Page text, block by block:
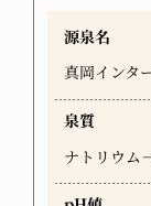
源泉名
真岡インタ
泉質
ナトリウム